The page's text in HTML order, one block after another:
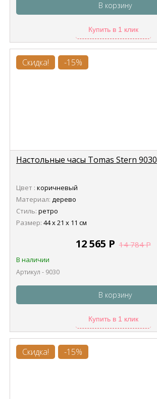
В корзину
Купить в 1 клик
Скидка! -15%
Настольные часы Tomas Stern 9030
Цвет : коричневый
Материал: дерево
Стиль: ретро
Размер: 44 х 21 х 11 см
12 565 Р 14 784Р
В наличии
Артикул - 9030
В корзину
Купить в 1 клик
Скидка! -15%